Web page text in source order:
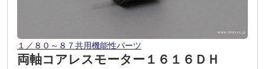
１／８０～８７共用機能性パーツ
両軸コアレスモーター１６１６ＤＨ